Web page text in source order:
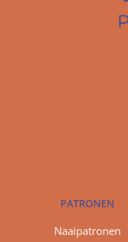
PATRONEN
Naaipatronen